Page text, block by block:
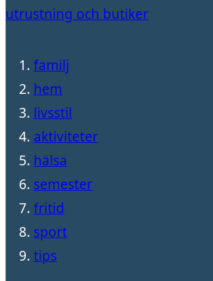
utrustning och butiker
familj
hem
livsstil
aktiviteter
hälsa
semester
fritid
sport
tips